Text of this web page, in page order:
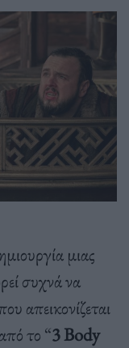
μιας
συχνά να
απεικονίζεται
το “3 Body